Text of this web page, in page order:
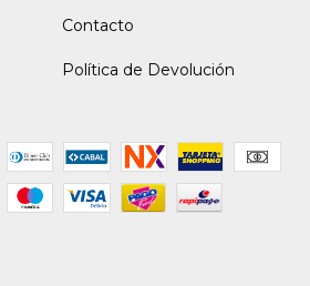
Contacto
Política de Devolución